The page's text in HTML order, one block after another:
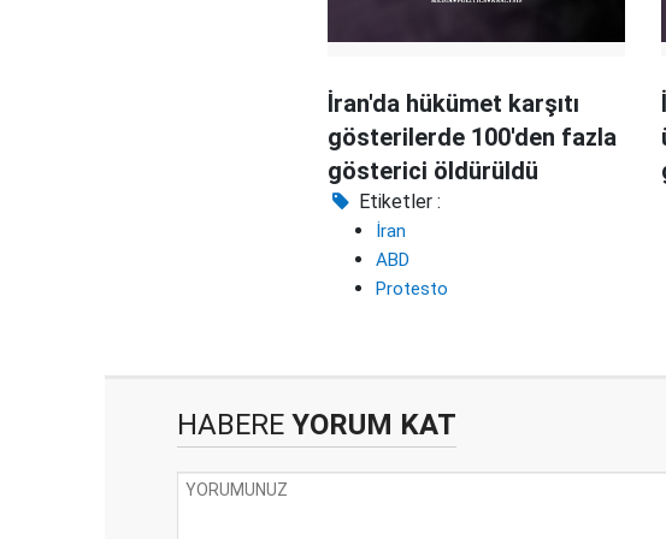
İran'da hükümet karşıtı
gösterilerde 100'den fazla
gösterici öldürüldü
Etiketler :
İran
ABD
Protesto
HABERE YORUM KAT